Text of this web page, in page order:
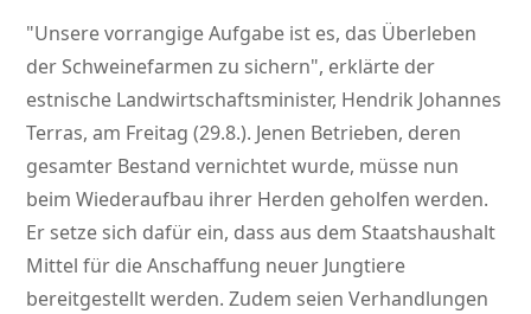
Unsere vorrangige Aufgabe ist es, das Überleben
der Schweinefarmen zu sichern , erklärte der
estnische Landwirtschaftsminister, Hendrik Johannes
Terras, am Freitag (29.8.). Jenen Betrieben, deren
gesamter Bestand vernichtet wurde, müsse nun
beim Wiederaufbau ihrer Herden geholfen werden.
Er setze sich dafür ein, dass aus dem Staatshaushalt
Mittel für die Anschaffung neuer Jungtiere
bereitgestellt werden. Zudem seien Verhandlungen